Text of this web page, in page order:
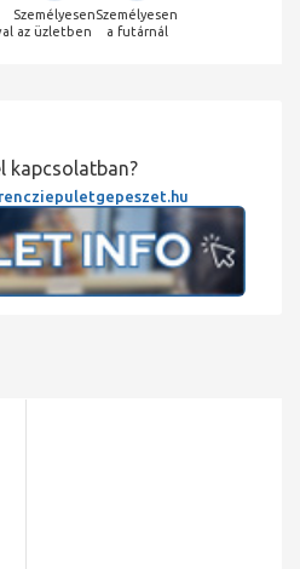
Személyesen
az üzletben
Személyesen
a futárnál
kapcsolatban?